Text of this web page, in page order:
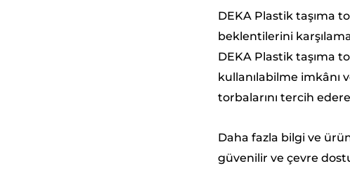
DEKA Plastik taşıma
beklentilerini
DEKA Plastik taşıma
kullanılabilme imkânı
torbalarını tercih
Daha fazla bilgi ve
güvenilir ve çevre